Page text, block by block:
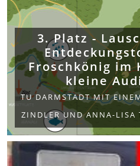
3. Platz -
Froschkönig im
kleine
TU DARMSTADT MIT
ZINDLER UND ANNA-LISA